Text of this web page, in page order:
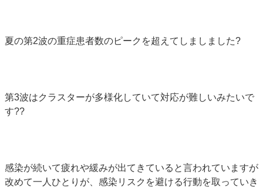
夏の第2波の重症患者数のピークを超えてしましました?
第3波はクラスターが多様化していて対応が難しいみたいで
す??
感染が続いて疲れや緩みが出てきていると言われていますが
改めて一人ひとりが、感染リスクを避ける行動を取っていき